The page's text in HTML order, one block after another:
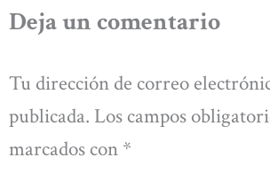
Deja un comentario
Tu dirección de correo
publicada. Los campos
marcados con *